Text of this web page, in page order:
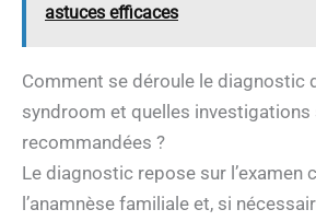
astuces efficaces
Comment se déroule le diagnostic
syndroom et quelles investigations
recommandées ?
Le diagnostic repose sur l’examen
l’anamnèse familiale et, si